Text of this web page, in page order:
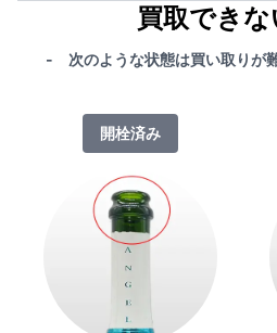
買取でき
- 次のような状態は買い取りが
開栓済み